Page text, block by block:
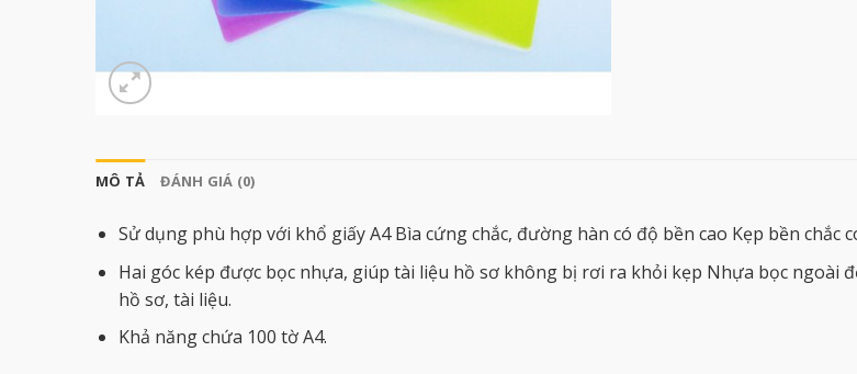
MÔ TẢ ĐÁNH GIÁ (0)
Sử dụng phù hợp với khổ giấy A4 Bìa cứng chắc, đường hàn có độ bền cao Kẹp bền
Hai góc kép được bọc nhựa, giúp tài liệu hồ sơ không bị rơi ra khỏi kẹp Nhựa bọc ngoài
hồ sơ, tài liệu.
Khả năng chứa 100 tờ A4.